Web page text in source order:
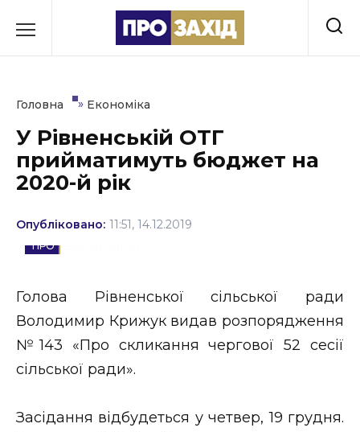
до
Культура
Освіта
Події
Соціум
Спорт
Стиль життя
Втрачений Ужгород
Головна » Економіка
У Рівненській ОТГ
прийматимуть бюджет на
2020-й рік
Опубліковано: 11:51, 14.12.2019
Голова Рівненської сільської ради
Володимир Крижук видав розпорядження
№143 «Про скликання чергової 52 сесії
сільської ради».
Засідання відбудеться у четвер, 19 грудня.